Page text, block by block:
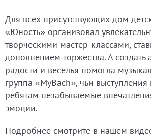
Для всех присутствующих дом
«Юность» организовал
творческими мастер-классами,
дополнением торжества. А создать
радости и веселья помогла
группа «MyBach», чьи
ребятам незабываемые
эмоции.
Подробнее смотрите в нашем